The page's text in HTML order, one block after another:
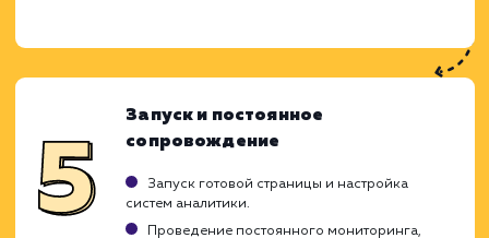
эффективность вашего бизнеса.
Анализ бизнес-задач и целевой
Изучение специфики вашего бизнеса,
понимание ключевых целей и задач, которые